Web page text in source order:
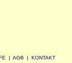
| AGB | KONTAKT